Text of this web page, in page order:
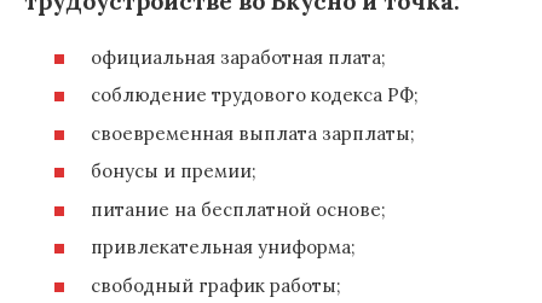
официальная заработная плата;
соблюдение трудового кодекса РФ;
своевременная выплата зарплаты;
бонусы и премии;
питание на бесплатной основе;
привлекательная униформа;
свободный график работы;